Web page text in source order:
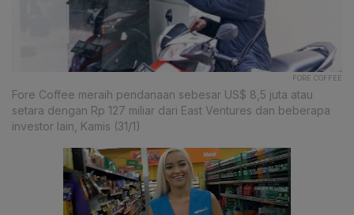
FORE COFFEE
Fore Coffee meraih pendanaan sebesar US$ 8,5 juta atau
setara dengan Rp 127 miliar dari East Ventures dan beberapa
investor lain, Kamis (31/1)